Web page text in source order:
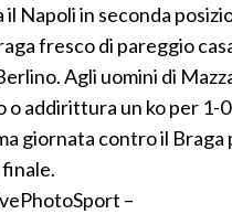
il Napoli in seconda
fresco di pareggio
Agli uomini di
o addirittura un ko per 1-
giornata contro il
–